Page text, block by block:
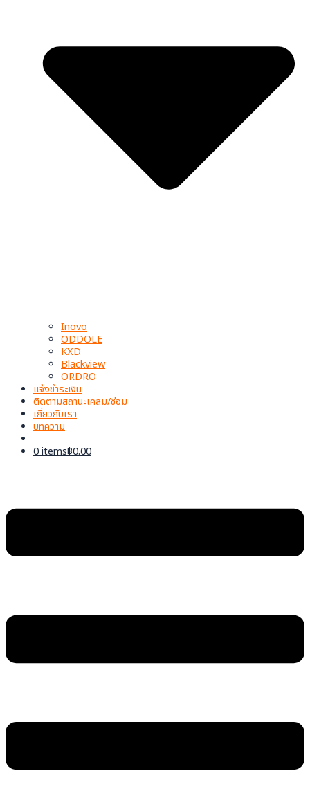
Inovo
ODDOLE
KXD
Blackview
ORDRO
แจ้งชำระเงิน
ติดตามสถานะเคลม/ซ่อม
เกี่ยวกับเรา
บทความ
0 items฿0.00